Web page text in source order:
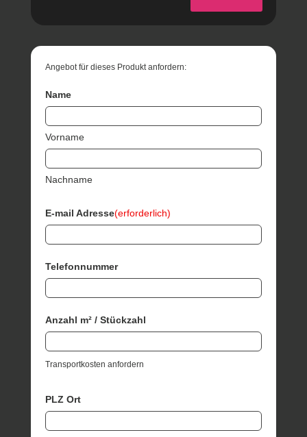
Angebot für dieses Produkt anfordern:
Name
Vorname
Nachname
E-mail Adresse(erforderlich)
Telefonnummer
Anzahl m² / Stückzahl
Transportkosten anfordern
PLZ Ort